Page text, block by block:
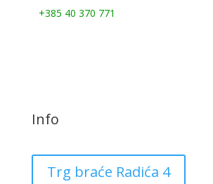
+385 40 370 771
Info
Trg braće Radića 4